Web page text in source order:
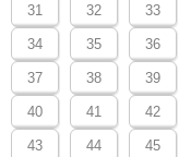
31 32 33
34 35 36
37 38 39
40 41 42
43 44 45